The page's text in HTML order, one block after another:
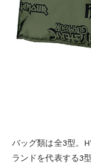
バッグ類は全3型。
ランドを代表する3